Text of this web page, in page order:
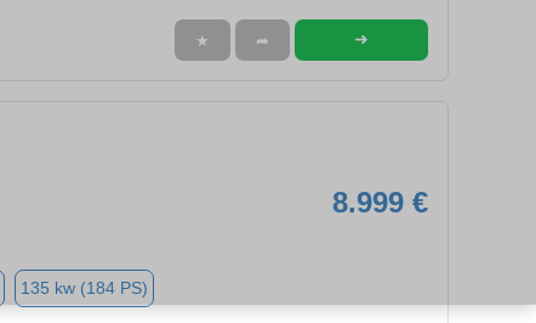
★ ➦ ➜
8.999 €
135 kw (184 PS)